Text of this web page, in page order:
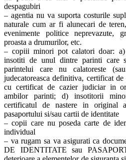
despagubiri
– agentia nu va suporta costurile
naturale cum ar fi alunecari de
evenimente politice neprevazute,
proasta a drumurilor, etc.
– copiii minori pot calatori doar:
insotiti de unul dintre parinti care
parintelui care nu calatoreste
judecatoreasca definitiva, certificat
cu certificat de cazier judiciar in
ambilor parinti; d) insotitorii
certificatul de nastere in original
pasaportului si/sau cartii de identitate
– copii care nu poseda carte de
individual
– va rugam sa va asigurati ca
DE IDENTITATE sau